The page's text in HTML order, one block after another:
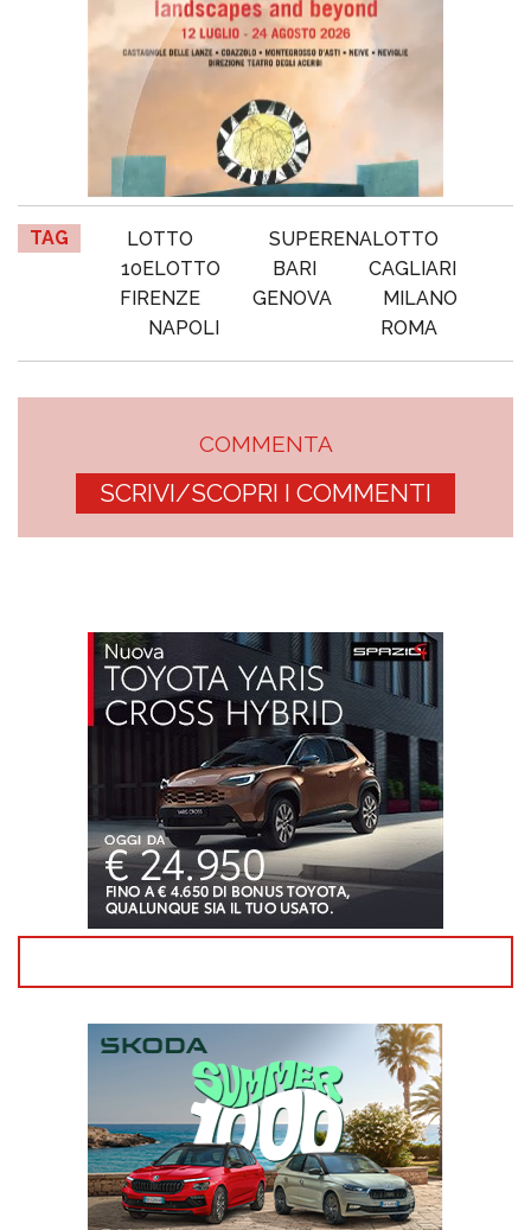
TAG LOTTO
SUPERENALOTTO
10ELOTTO
BARI
CAGLIARI
FIRENZE
GENOVA
MILANO
NAPOLI
ROMA
COMMENTA
SCRIVI/SCOPRI I COMMENTI